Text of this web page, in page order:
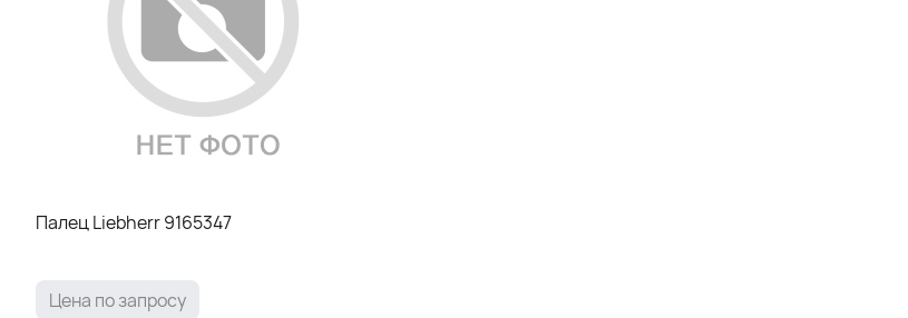
Палец Liebherr 9165347
Цена по запросу